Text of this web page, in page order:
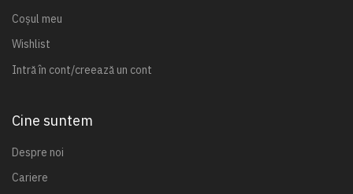
Coșul meu
Wishlist
Intră în cont/creează un cont
Cine suntem
Despre noi
Cariere